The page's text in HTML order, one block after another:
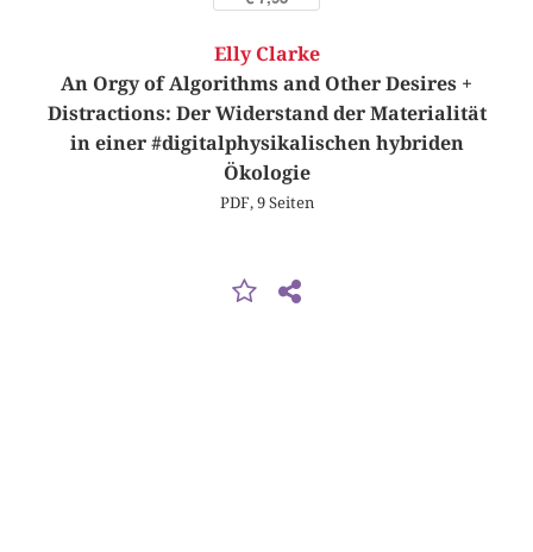
Elly Clarke
An Orgy of Algorithms and Other Desires +
Distractions: Der Widerstand der Materialität
in einer #digitalphysikalischen hybriden
Ökologie
PDF, 9 Seiten